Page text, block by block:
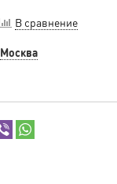
В сравнение
Москва